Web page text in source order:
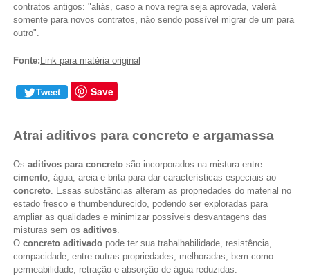
contratos antigos: "aliás, caso a nova regra seja aprovada, valerá
somente para novos contratos, não sendo possível migrar de um para
outro".
Fonte: Link para matéria original
Tweet Save
Atrai aditivos para concreto e argamassa
Os aditivos para concretosão incorporados na mistura entre
cimento, água, areia e brita para dar características especiais ao
concreto. Essas substâncias alteram as propriedades do material no
estado fresco e thumbendurecido, podendo ser exploradas para
ampliar as qualidades e minimizar possîveis desvantagens das
misturas sem os aditivos.
O concreto aditivadopode ter sua trabalhabilidade, resistência,
compacidade, entre outras propriedades, melhoradas, bem como
permeabilidade, retração e absorção de água reduzidas.